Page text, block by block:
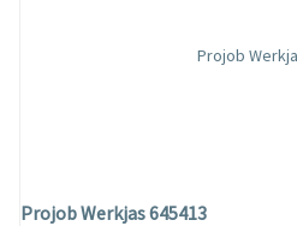
Projob Werkjas 645413